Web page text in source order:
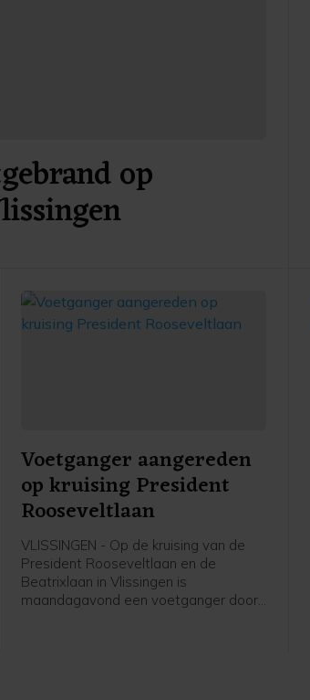
op
Voetganger aangereden
op kruising President
Rooseveltlaan
VLISSINGEN - Op de kruising van de
President Rooseveltlaan en de
Beatrixlaan in Vlissingen is
maandagavond een voetganger door